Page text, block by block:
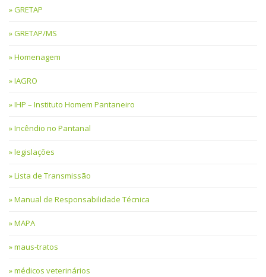
GRETAP
GRETAP/MS
Homenagem
IAGRO
IHP – Instituto Homem Pantaneiro
Incêndio no Pantanal
legislações
Lista de Transmissão
Manual de Responsabilidade Técnica
MAPA
maus-tratos
médicos veterinários